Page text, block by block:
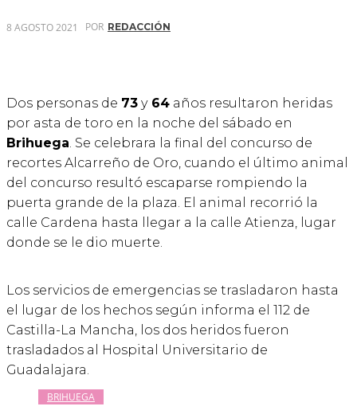
8 AGOSTO 2021 POR REDACCIÓN
Dos personas de 73 y64 años resultaron heridas
por asta de toro en la noche del sábado en
Brihuega . Se celebrara la final del concurso de
recortes Alcarreño de Oro, cuando el último animal
del concurso resultó escaparse rompiendo la
puerta grande de la plaza. El animal recorrió la
calle Cardena hasta llegar a la calle Atienza, lugar
donde se le dio muerte.
Los servicios de emergencias se trasladaron hasta
el lugar de los hechos según informa el 112 de
Castilla-La Mancha, los dos heridos fueron
trasladados al Hospital Universitario de
Guadalajara.
BRIHUEGA